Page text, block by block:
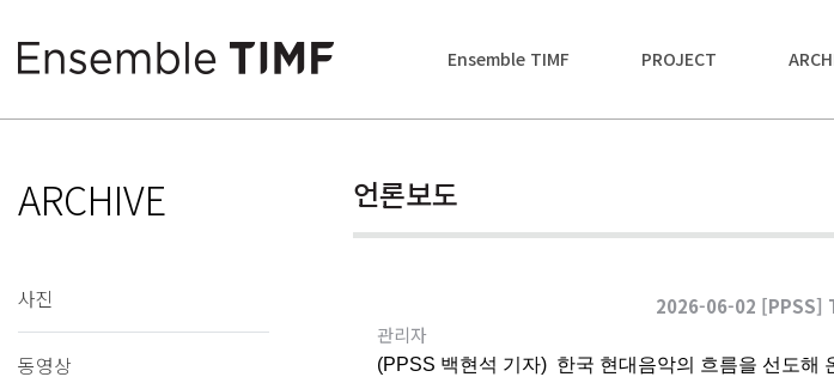
Ensemble TIMF PROJECT
ARCHIVE
사진
동영상
언론보도
2026-06-02 [PPSS]
관리자
(PPSS 백현석 기자) 한국 현대음악의 흐름을 선도해